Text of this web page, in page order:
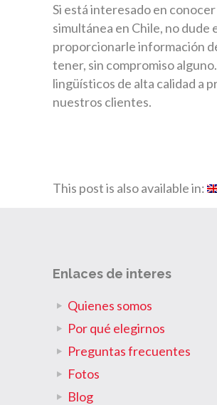
Si está interesado en
simultánea en Chile, no
proporcionarle información
tener, sin compromiso
lingüísticos de alta calidad a
nuestros clientes.
This post is also available in:
Enlaces de interes
Quienes somos
Por qué elegirnos
Preguntas frecuentes
Fotos
Blog